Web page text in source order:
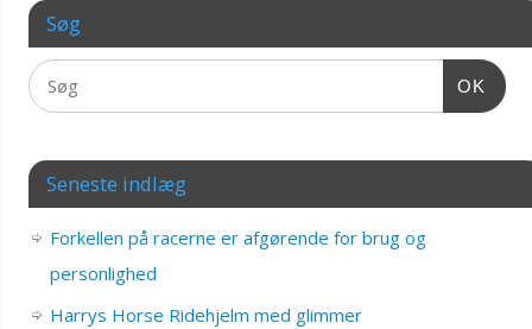
Søg
OK
Seneste indlæg
Forkellen på racerne er afgørende for brug og
personlighed
Harrys Horse Ridehjelm med glimmer